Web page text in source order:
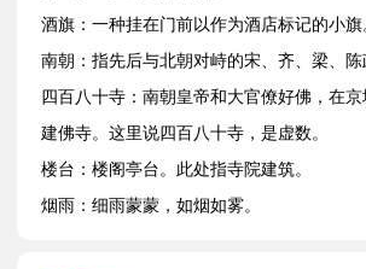
酒旗：一种挂在门前以作为酒店标记的小旗
南朝：指先后与北朝对峙的宋、齐、梁、陈
四百八十寺：南朝皇帝和大官僚好佛，在
建佛寺。这里说四百八十寺，是虚数。
楼台：楼阁亭台。此处指寺院建筑。
烟雨：细雨蒙蒙，如烟如雾。